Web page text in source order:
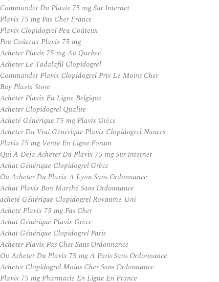
Commander Du Plavix 75 mg Sur Internet
Plavix 75 mg Pas Cher France
Plavix Clopidogrel Peu Coûteux
Peu Coûteux Plavix 75 mg
Acheter Plavix 75 mg Au Quebec
Acheter Le Tadalafil Clopidogrel
Commander Plavix Clopidogrel Prix Le Moins Cher
Buy Plavix Store
Acheter Plavix En Ligne Belgique
Acheter Clopidogrel Qualite
Acheté Générique 75 mg Plavix Grèce
Acheter Du Vrai Générique Plavix Clopidogrel Nantes
Plavix 75 mg Vente En Ligne Forum
Qui A Deja Acheter Du Plavix 75 mg Sur Internet
Achat Générique Clopidogrel Grèce
Ou Acheter Du Plavix A Lyon Sans Ordonnance
Achat Plavix Bon Marché Sans Ordonnance
acheté Générique Clopidogrel Royaume-Uni
Acheté Plavix 75 mg Pas Cher
Achat Générique Plavix Grèce
Achat Générique Clopidogrel Paris
Acheter Plavix Pas Cher Sans Ordonnance
Ou Acheter Du Plavix 75 mg A Paris Sans Ordonnance
Acheter Clopidogrel Moins Cher Sans Ordonnance
Plavix 75 mg Pharmacie En Ligne En France